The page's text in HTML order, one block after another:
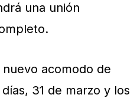
una unión
acomodo de
31 de marzo y los